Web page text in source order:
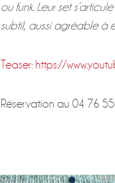
ou funk. Leur set
subtil, aussi agréable à
Teaser: https://
Réservation au 04 76